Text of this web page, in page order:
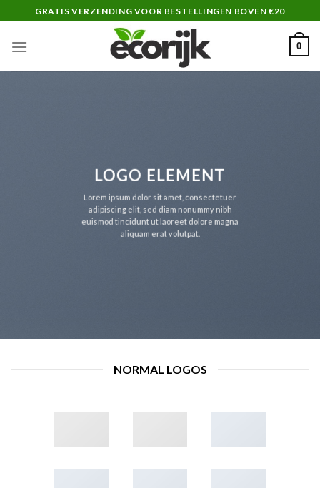
to
content
GRATIS VERZENDING VOOR BESTELLINGEN BOVEN €20
0
LOGO ELEMENT
Lorem ipsum dolor sit amet, consectetuer
adipiscing elit, sed diam nonummy nibh
euismod tincidunt ut laoreet dolore magna
aliquam erat volutpat.
NORMAL LOGOS